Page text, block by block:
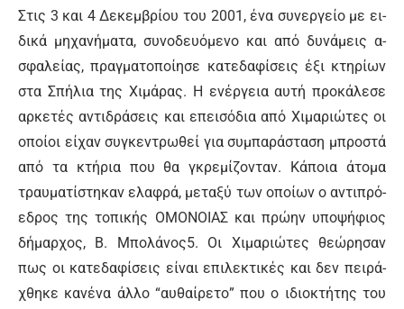
Στις 3 και 4 Δε­κεμ­βρί­ου του 2001, έ­να συ­νερ­γεί­ο με ει­
δι­κά μη­χα­νή­μα­τα, συ­νο­δευό­με­νο και α­πό δυ­νά­μεις α­
σφα­λεί­ας, πραγ­μα­το­ποί­η­σε κα­τε­δα­φί­σεις έ­ξι κτηρί­ων
στα Σπή­λια της Χι­μά­ρας. Η ε­νέρ­γεια αυ­τή προ­κά­λε­σε
αρ­κε­τές α­ντι­δρά­σεις και ε­πει­σό­δια α­πό Χι­μα­ριώ­τες οι
ο­ποί­οι εί­χαν συ­γκε­ντρω­θεί για συ­μπα­ρά­στα­ση μπρο­στά
α­πό τα κτή­ρια που θα γκρε­μί­ζο­νταν. Κά­ποια ά­το­μα
τραυ­μα­τί­στη­καν ε­λα­φρά, με­τα­ξύ των ο­ποί­ων ο α­ντι­πρό­
ε­δρος της το­πι­κής Ο­ΜΟ­ΝΟΙΑΣ και πρώ­ην υ­πο­ψή­φιος
δή­μαρ­χος, Β. Μπο­λά­νος5. Οι Χι­μα­ριώ­τες θε­ώ­ρη­σαν
πως οι κα­τε­δα­φί­σεις εί­ναι ε­πι­λε­κτι­κές και δεν πει­ρά­
χθη­κε κα­νέ­να άλ­λο “αυ­θαί­ρε­το” που ο ι­διο­κτή­της του